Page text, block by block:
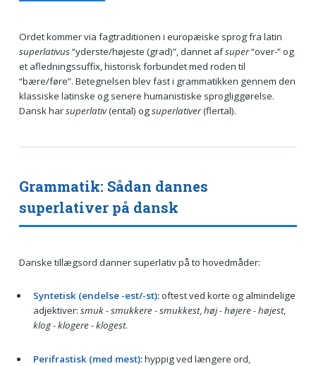
Ordet kommer via fagtraditionen i europæiske sprog fra latin
superlativus“yderste/højeste (grad)”, dannet afsuper“over-” og
et afledningssuffix, historisk forbundet med roden til
“bære/føre”. Betegnelsen blev fast i grammatikken gennem den
klassiske latinske og senere humanistiske sprogliggørelse.
Dansk harsuperlativ(ental) ogsuperlativer(flertal).
Grammatik: Sådan dannes
superlativer på dansk
Danske tillægsord danner superlativ på to hovedmåder:
Syntetisk (endelse -est/-st):oftest ved korte og almindelige
adjektiver: smuk - smukkere - smukkest,høj - højere - højest,
klog - klogere - klogest.
Perifrastisk (med mest):hyppig ved længere ord,